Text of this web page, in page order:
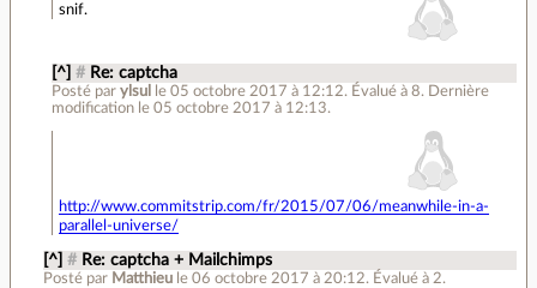
snif.
[^] # Re: captcha
Posté par ylsul le 05 octobre 2017 à 12:12. Évalué à 8. Dernière
modification le 05 octobre 2017 à 12:13.
http://www.commitstrip.com/fr/2015/07/06/meanwhile-in-a-
parallel-universe/
[^] # Re: captcha + Mailchimps
Posté par Matthieu le 06 octobre 2017 à 20:12. Évalué à 2.